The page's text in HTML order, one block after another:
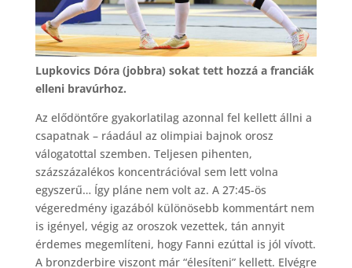
Lupkovics Dóra (jobbra) sokat tett hozzá a franciák
elleni bravúrhoz.
Az elődöntőre gyakorlatilag azonnal fel kellett állni a
csapatnak – ráadául az olimpiai bajnok orosz
válogatottal szemben. Teljesen pihenten,
százszázalékos koncentrációval sem lett volna
egyszerű… Így pláne nem volt az. A 27:45-ös
végeredmény igazából különösebb kommentárt nem
is igényel, végig az oroszok vezettek, tán annyit
érdemes megemlíteni, hogy Fanni ezúttal is jól vívott.
A bronzderbire viszont már “élesíteni” kellett. Elvégre